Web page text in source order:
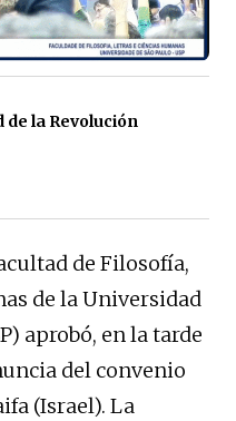
de la Revolución
de Filosofía,
de la Universidad
aprobó, en la tarde
del convenio
(Israel). La